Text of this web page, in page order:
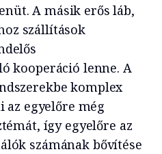
A másik erős láb,
szállítások
kooperáció lenne. A
komplex
az egyelőre még
így egyelőre az
számának bővítése